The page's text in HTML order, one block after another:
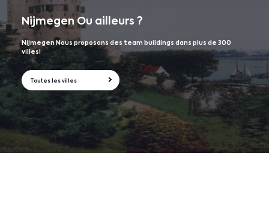
Nijmegen Ou ailleurs ?
Nijmegen Nous proposons des team buildings dans plus de 300
villes!
Toutes les villes